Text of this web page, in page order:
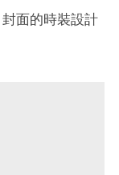
面的時裝設計